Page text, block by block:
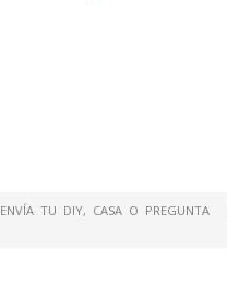
ENVÍA TU DIY, CASA O PREGUNTA